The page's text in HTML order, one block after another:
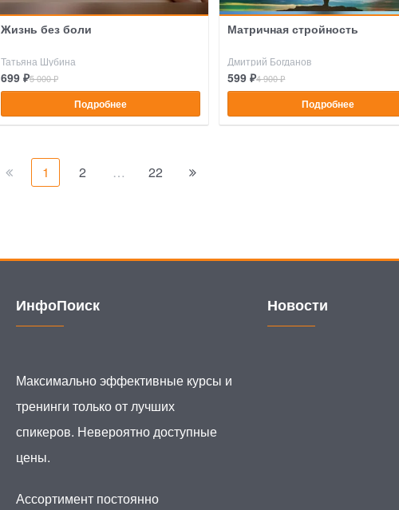
Жизнь без боли
Татьяна Шубина
699 ₽5 000 ₽
Подробнее
Матричная стройность
Дмитрий Богданов
599 ₽4 900 ₽
Подробнее
1 2 … 22
ИнфоПоиск
Максимально эффективные курсы и
тренинги только от лучших
спикеров. Невероятно доступные
цены.
Ассортимент постоянно
Новости